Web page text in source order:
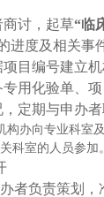
商讨，起草“临
进度及相关事
目编号建立
用化验单、
定期与申办
构办向专业科室
科室的人员参加。
者负责策划，